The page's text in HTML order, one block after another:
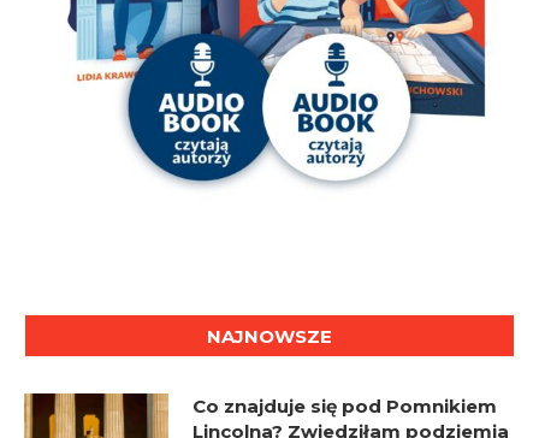
NAJNOWSZE
Co znajduje się pod Pomnikiem
Lincolna? Zwiedziłam podziemia